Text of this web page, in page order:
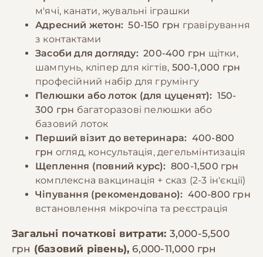
м'ячі, канати, жувальні іграшки
Адресний жетон: 50-150 грн гравірування
з контактами
Засоби для догляду: 200-400 грн щітки,
шампунь, кліпер для кігтів, 500-1,000 грн
професійний набір для грумінгу
Пелюшки або лоток (для цуценят): 150-
300 грн багаторазові пелюшки або
базовий лоток
Перший візит до ветеринара: 400-800
грн огляд, консультація, дегельмінтизація
Щеплення (повний курс): 800-1,500 грн
комплексна вакцинація + сказ (2-3 ін'єкції)
Чіпування (рекомендовано): 400-800 грн
встановлення мікрочіпа та реєстрація
Загальні початкові витрати: 3,000-5,500
грн (базовий рівень),6,000-11,000 грн